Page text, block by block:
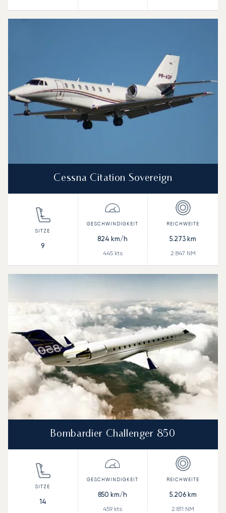
Cessna Citation Sovereign
9
824 km/h
445kts
5.273 km
2.847 NM
Bombardier Challenger 850
14
850 km/h
459 kts
5.206km
2.811 NM